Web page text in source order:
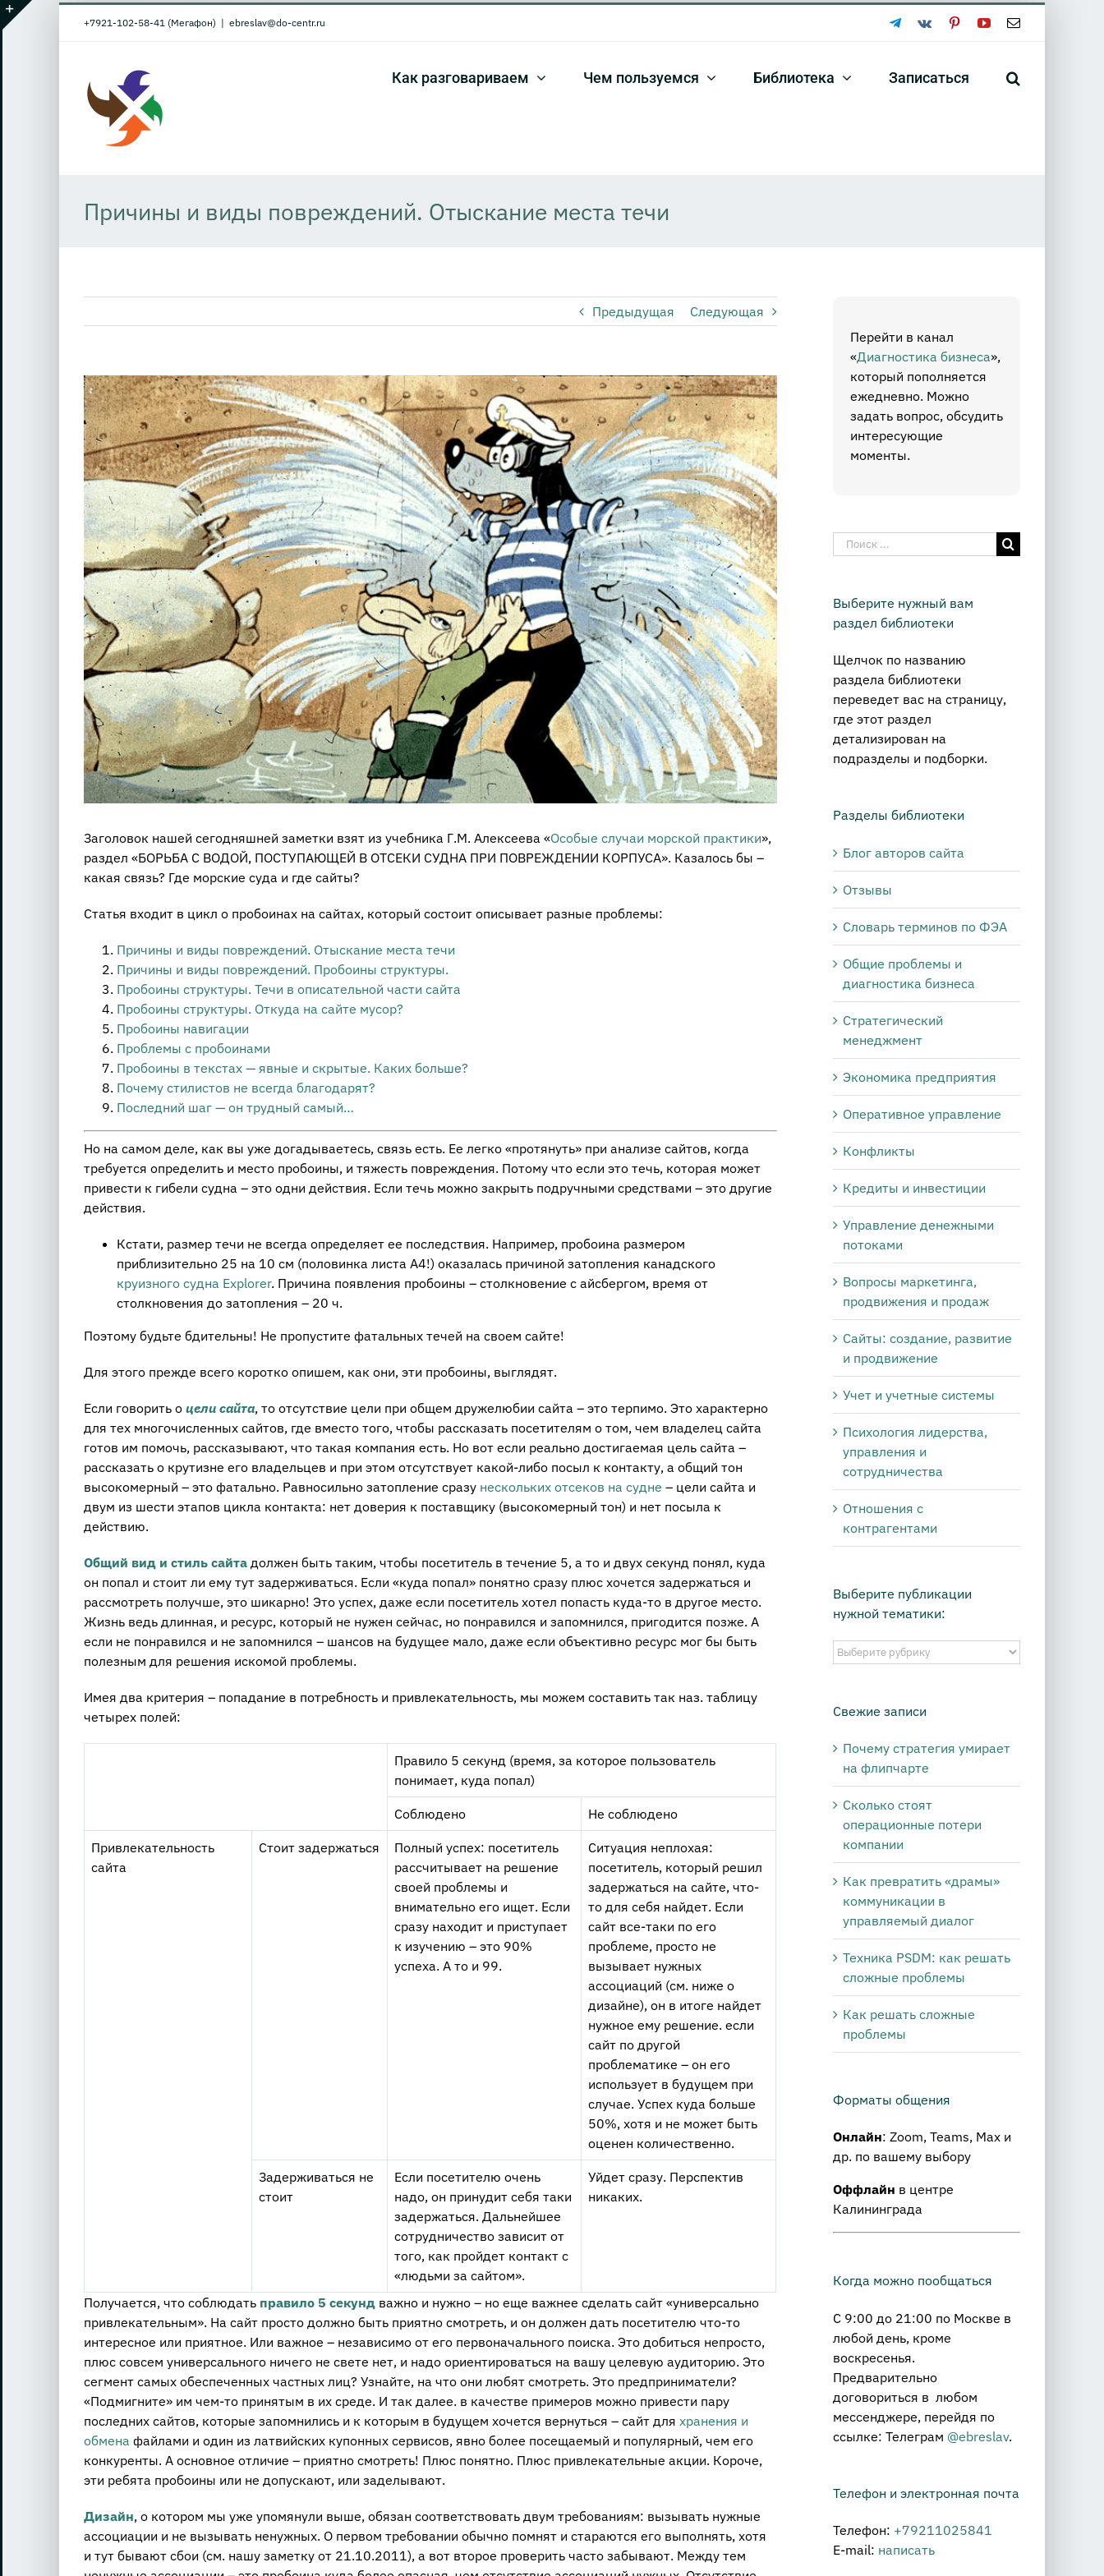
Skip
to
+7921-102-58-41 (Мегафон) | ebreslav@do-centr.ru Telegram
Vk PinterestYouTubeEmail
Как разговариваем Чем пользуемся Библиотека Записаться
Причины и виды повреждений. Отыскание места течи
Предыдущая Следующая
View
Larger
Image
Заголовок нашей сегодняшней заметки взят из учебника Г.М. Алексеева «Особые случаи морской практики»,
раздел «БОРЬБА С ВОДОЙ, ПОСТУПАЮЩЕЙ В ОТСЕКИ СУДНА ПРИ ПОВРЕЖДЕНИИ КОРПУСА». Казалось бы –
какая связь? Где морские суда и где сайты?
Статья входит в цикл о пробоинах на сайтах, который состоит описывает разные проблемы:
Причины и виды повреждений. Отыскание места течи
Причины и виды повреждений. Пробоины структуры.
Пробоины структуры. Течи в описательной части сайта
Пробоины структуры. Откуда на сайте мусор?
Пробоины навигации
Проблемы с пробоинами
Пробоины в текстах — явные и скрытые. Каких больше?
Почему стилистов не всегда благодарят?
Последний шаг — он трудный самый…
Но на самом деле, как вы уже догадываетесь, связь есть. Ее легко «протянуть» при анализе сайтов, когда
требуется определить и место пробоины, и тяжесть повреждения. Потому что если это течь, которая может
привести к гибели судна – это одни действия. Если течь можно закрыть подручными средствами – это другие
действия.
Кстати, размер течи не всегда определяет ее последствия. Например, пробоина размером
приблизительно 25 на 10 см (половинка листа А4!) оказалась причиной затопления канадского
круизного судна Explorer. Причина появления пробоины – столкновение с айсбергом, время от
столкновения до затопления – 20 ч.
Поэтому будьте бдительны! Не пропустите фатальных течей на своем сайте!
Для этого прежде всего коротко опишем, как они, эти пробоины, выглядят.
Если говорить о цели сайта, то отсутствие цели при общем дружелюбии сайта – это терпимо. Это характерно
для тех многочисленных сайтов, где вместо того, чтобы рассказать посетителям о том, чем владелец сайта
готов им помочь, рассказывают, что такая компания есть. Но вот если реально достигаемая цель сайта –
рассказать о крутизне его владельцев и при этом отсутствует какой-либо посыл к контакту, а общий тон
высокомерный – это фатально. Равносильно затопление сразу нескольких отсеков на судне – цели сайта и
двум из шести этапов цикла контакта: нет доверия к поставщику (высокомерный тон) и нет посыла к
действию.
Общий вид и стиль сайта должен быть таким, чтобы посетитель в течение 5, а то и двух секунд понял, куда
он попал и стоит ли ему тут задерживаться. Если «куда попал» понятно сразу плюс хочется задержаться и
рассмотреть получше, это шикарно! Это успех, даже если посетитель хотел попасть куда-то в другое место.
Жизнь ведь длинная, и ресурс, который не нужен сейчас, но понравился и запомнился, пригодится позже. А
если не понравился и не запомнился – шансов на будущее мало, даже если объективно ресурс мог бы быть
полезным для решения искомой проблемы.
Имея два критерия – попадание в потребность и привлекательность, мы можем составить так наз. таблицу
четырех полей:
Правило 5 секунд (время, за которое пользователь
понимает, куда попал)
Соблюдено Не соблюдено
Привлекательность
сайта
Стоит задержаться
Полный успех: посетитель
рассчитывает на решение
своей проблемы и
внимательно его ищет. Если
сразу находит и приступает
к изучению – это 90%
успеха. А то и 99.
Ситуация неплохая:
посетитель, который решил
задержаться на сайте, что-
то для себя найдет. Если
сайт все-таки по его
проблеме, просто не
вызывает нужных
ассоциаций (см. ниже о
дизайне), он в итоге найдет
нужное ему решение. если
сайт по другой
проблематике – он его
использует в будущем при
случае. Успех куда больше
50%, хотя и не может быть
оценен количественно.
Задерживаться не
стоит
Если посетителю очень
надо, он принудит себя таки
задержаться. Дальнейшее
сотрудничество зависит от
того, как пройдет контакт с
«людьми за сайтом».
Уйдет сразу. Перспектив
никаких.
Получается, что соблюдать правило 5 секунд важно и нужно – но еще важнее сделать сайт «универсально
привлекательным». На сайт просто должно быть приятно смотреть, и он должен дать посетителю что-то
интересное или приятное. Или важное – независимо от его первоначального поиска. Это добиться непросто,
плюс совсем универсального ничего не свете нет, и надо ориентироваться на вашу целевую аудиторию. Это
сегмент самых обеспеченных частных лиц? Узнайте, на что они любят смотреть. Это предприниматели?
«Подмигните» им чем-то принятым в их среде. И так далее. в качестве примеров можно привести пару
последних сайтов, которые запомнились и к которым в будущем хочется вернуться – сайт для хранения и
обмена файлами и один из латвийских купонных сервисов, явно более посещаемый и популярный, чем его
конкуренты. А основное отличие – приятно смотреть! Плюс понятно. Плюс привлекательные акции. Короче,
эти ребята пробоины или не допускают, или заделывают.
Дизайн, о котором мы уже упомянули выше, обязан соответствовать двум требованиям: вызывать нужные
ассоциации и не вызывать ненужных. О первом требовании обычно помнят и стараются его выполнять, хотя
и тут бывают сбои (см. нашу заметку от 21.10.2011), а вот второе проверить часто забывают. Между тем
Перейти в канал
«Диагностика бизнеса»,
который пополняется
ежедневно. Можно
задать вопрос, обсудить
интересующие
моменты.
Результат
поиска:
Выберите нужный вам
раздел библиотеки
Щелчок по названию
раздела библиотеки
переведет вас на страницу,
где этот раздел
детализирован на
подразделы и подборки.
Разделы библиотеки
Блог авторов сайта
Отзывы
Словарь терминов по ФЭА
Общие проблемы и
диагностика бизнеса
Стратегический
менеджмент
Экономика предприятия
Оперативное управление
Конфликты
Кредиты и инвестиции
Управление денежными
потоками
Вопросы маркетинга,
продвижения и продаж
Сайты: создание, развитие
и продвижение
Учет и учетные системы
Психология лидерства,
управления и
сотрудничества
Отношения с
контрагентами
Выберите публикации
нужной тематики:
Выберите
публикации
тематики:
Свежие записи
Почему стратегия умирает
на флипчарте
Сколько стоят
операционные потери
компании
Как превратить «драмы»
коммуникации в
управляемый диалог
Техника PSDM: как решать
сложные проблемы
Как решать сложные
проблемы
Форматы общения
Онлайн: Zoom, Teams, Max и
др. по вашему выбору
Оффлайн в центре
Калининграда
Когда можно пообщаться
С 9:00 до 21:00 по Москве в
любой день, кроме
воскресенья.
Предварительно
договориться в любом
мессенджере, перейдя по
ссылке: Телеграм @ebreslav.
Телефон и электронная почта
Телефон: +79211025841
E-mail: написать